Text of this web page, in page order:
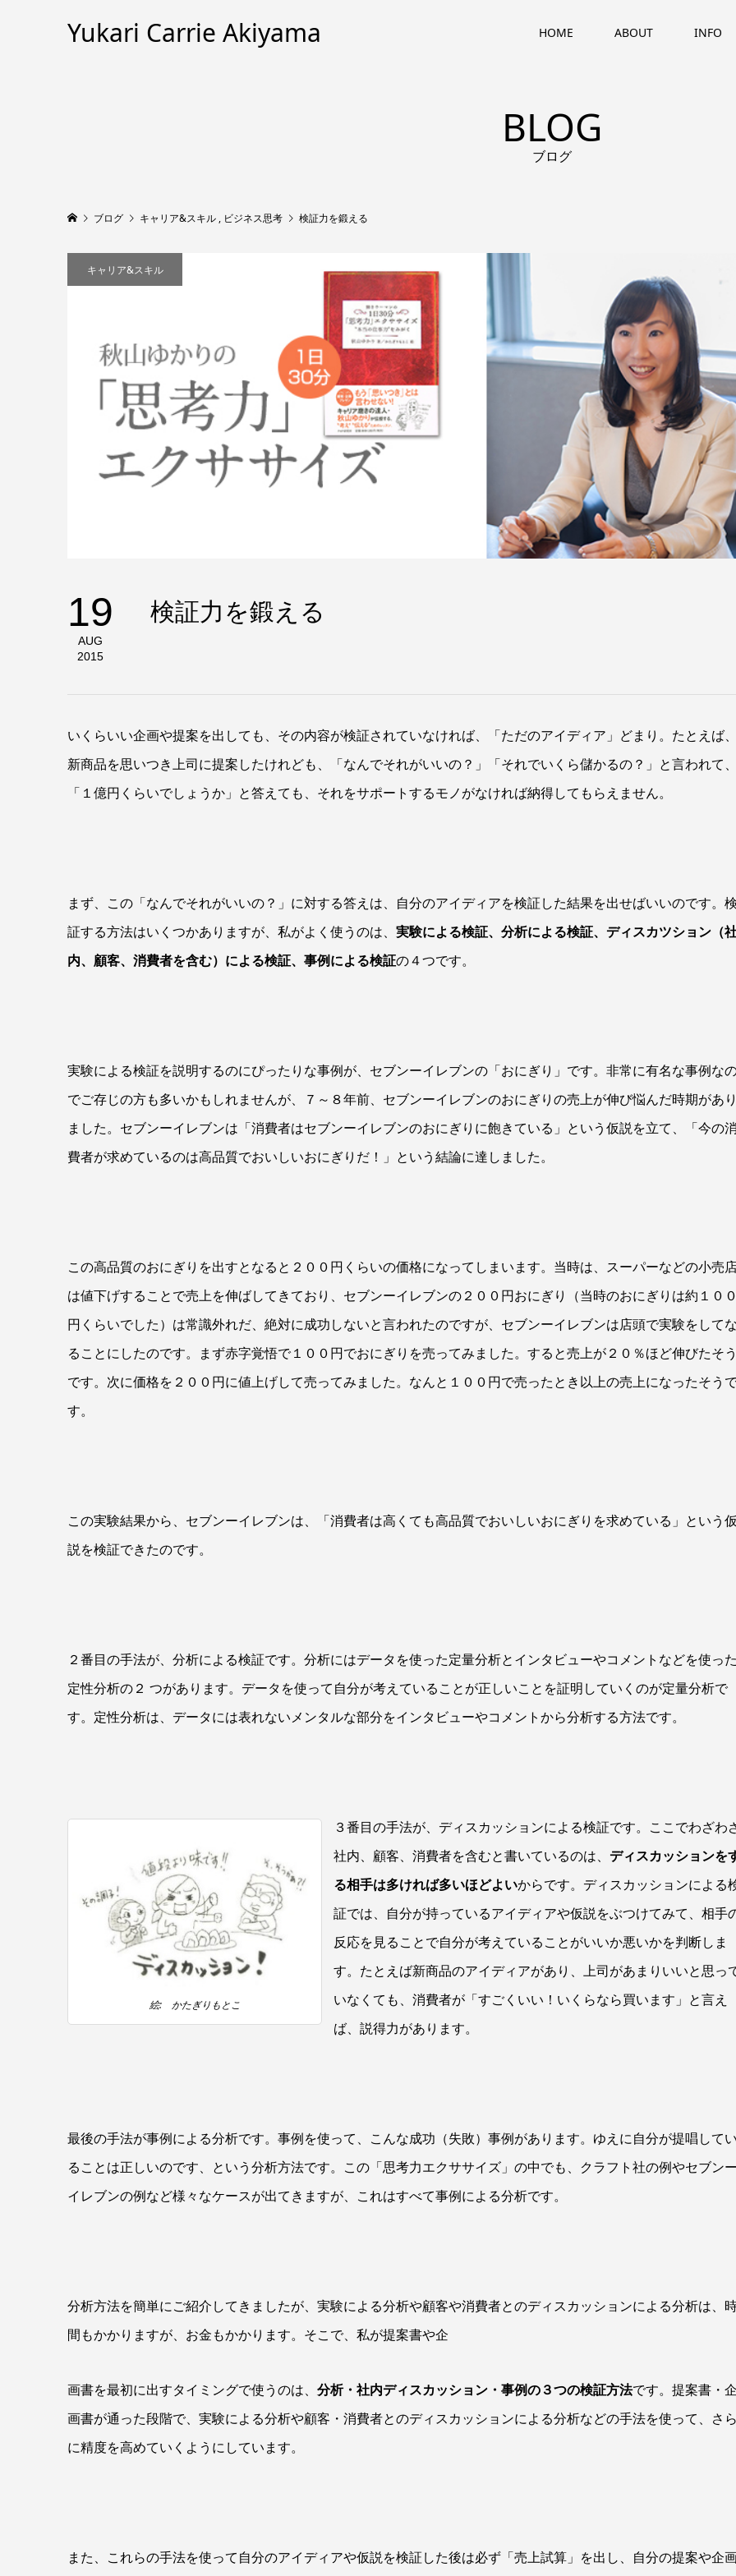
Yukari Carrie Akiyama HOME ABOUT INFO
BLOG
ブログ
ブログ キャリア&スキル , ビジネス思考 検証力を鍛える
キャリア&スキル
19
AUG
2015
検証力を鍛える
いくらいい企画や提案を出しても、その内容が検証されていなければ、「ただのアイディア」どまり。たとえば、
新商品を思いつき上司に提案したけれども、「なんでそれがいいの？」「それでいくら儲かるの？」と言われて、
「１億円くらいでしょうか」と答えても、それをサポートするモノがなければ納得してもらえません。
まず、この「なんでそれがいいの？」に対する答えは、自分のアイディアを検証した結果を出せばいいのです。検
証する方法はいくつかありますが、私がよく使うのは、 実験による検証、分析による検証、ディスカツション（
内、顧客、消費者を含む）による検証、事例による検証の４つです。
実験による検証を説明するのにぴったりな事例が、セブンーイレブンの「おにぎり」です。非常に有名な事例な
でご存じの方も多いかもしれませんが、７～８年前、セブンーイレブンのおにぎりの売上が伸び悩んだ時期があり
ました。セブンーイレブンは「消費者はセブンーイレブンのおにぎりに飽きている」という仮説を立て、「今の消
費者が求めているのは高品質でおいしいおにぎりだ！」という結論に達しました。
この高品質のおにぎりを出すとなると２００円くらいの価格になってしまいます。当時は、スーパーなどの小売
は値下げすることで売上を伸ばしてきており、セブンーイレブンの２００円おにぎり（当時のおにぎりは約１００
円くらいでした）は常識外れだ、絶対に成功しないと言われたのですが、セブンーイレブンは店頭で実験をしてな
ることにしたのです。まず赤字覚悟で１００円でおにぎりを売ってみました。すると売上が２０％ほど伸びたそう
です。次に価格を２００円に値上げして売ってみました。なんと１００円で売ったとき以上の売上になったそう
す。
この実験結果から、セブンーイレブンは、「消費者は高くても高品質でおいしいおにぎりを求めている」という仮
説を検証できたのです。
２番目の手法が、分析による検証です。分析にはデータを使った定量分析とインタビューやコメントなどを使った
定性分析の２ つがあります。データを使って自分が考えていることが正しいことを証明していくのが定量分析で
す。定性分析は、データには表れないメンタルな部分をインタビューやコメントから分析する方法です。
絵: かたぎりもとこ
３番目の手法が、ディスカッションによる検証です。ここでわざわ
社内、顧客、消費者を含むと書いているのは、 ディスカッションを
る相手は多ければ多いほどよいからです。ディスカッションによる
証では、自分が持っているアイディアや仮説をぶつけてみて、相手
反応を見ることで自分が考えていることがいいか悪いかを判断しま
す。たとえば新商品のアイディアがあり、上司があまりいいと思っ
いなくても、消費者が「すごくいい！いくらなら買います」と言え
ば、説得力があります。
最後の手法が事例による分析です。事例を使って、こんな成功（失敗）事例があります。ゆえに自分が提唱してい
ることは正しいのです、という分析方法です。この「思考力エクササイズ」の中でも、クラフト社の例やセブンー
イレブンの例など様々なケースが出てきますが、これはすべて事例による分析です。
分析方法を簡単にご紹介してきましたが、実験による分析や顧客や消費者とのディスカッションによる分析は、
間もかかりますが、お金もかかります。そこで、私が提案書や企
画書を最初に出すタイミングで使うのは、 分析・社内ディスカッション・事例の３つの検証方法です。提案書・企
画書が通った段階で、実験による分析や顧客・消費者とのディスカッションによる分析などの手法を使って、さら
に精度を高めていくようにしています。
また、これらの手法を使って自分のアイディアや仮説を検証した後は必ず「売上試算」を出し、自分の提案や企